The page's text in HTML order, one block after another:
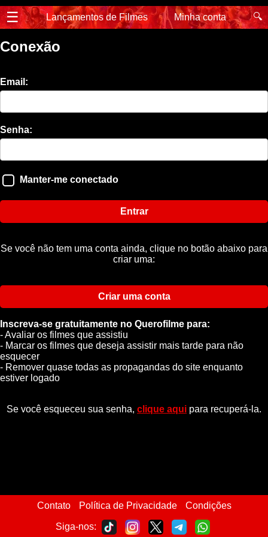
☰ Lançamentos de Filmes Minha conta 🔍
Conexão
Email:
Senha:
Manter-me conectado
Entrar
Se você não tem uma conta ainda, clique no botão abaixo para
criar uma:
Criar uma conta
Inscreva-se gratuitamente no Querofilme para:
- Avaliar os filmes que assistiu
- Marcar os filmes que deseja assistir mais tarde para não
esquecer
- Remover quase todas as propagandas do site enquanto
estiver logado
Se você esqueceu sua senha, clique aqui para recuperá-la.
Contato Política de Privacidade Condições
Siga-nos: